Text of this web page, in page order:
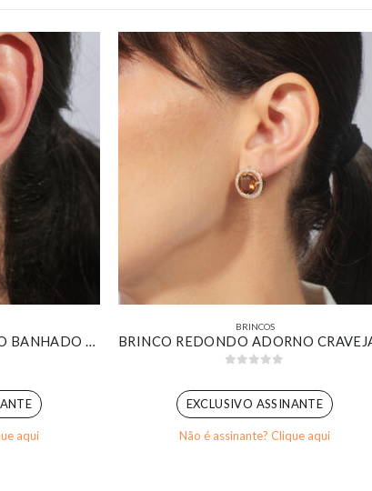
BRINCO OVAL CRAVEJADO BANHADO EM OURO BRANCO
aqui
BRINCOS
EXCLUSIVO ASSINANTE
Não é assinante? Clique aqui